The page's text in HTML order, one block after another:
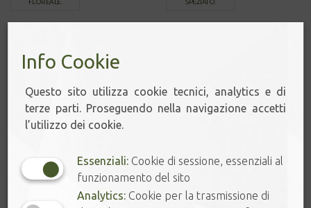
🔔 SCONTI ONLINE
Tè Bianco
Info Cookie
Questo sito utilizza cookie tecnici, analytics e di
terze parti. Proseguendo nella navigazione accetti
l’utilizzo dei cookie.
Essenziali: Cookie di sessione, essenziali al
funzionamento del sito
Analytics: Cookie per la trasmissione di